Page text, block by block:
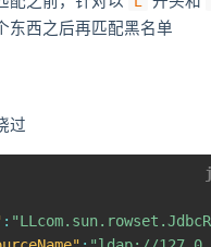
东西之后再匹配黑名单
过
: